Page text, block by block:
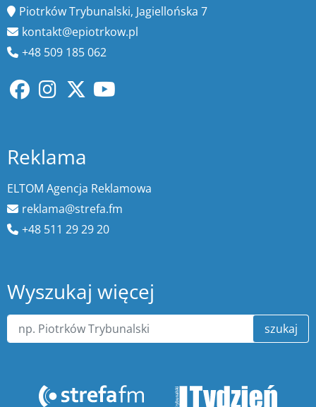
Piotrków Trybunalski, Jagiellońska 7
kontakt@epiotrkow.pl
+48 509 185 062
Reklama
ELTOM Agencja Reklamowa
reklama@strefa.fm
+48 511 29 29 20
Wyszukaj więcej
szukaj